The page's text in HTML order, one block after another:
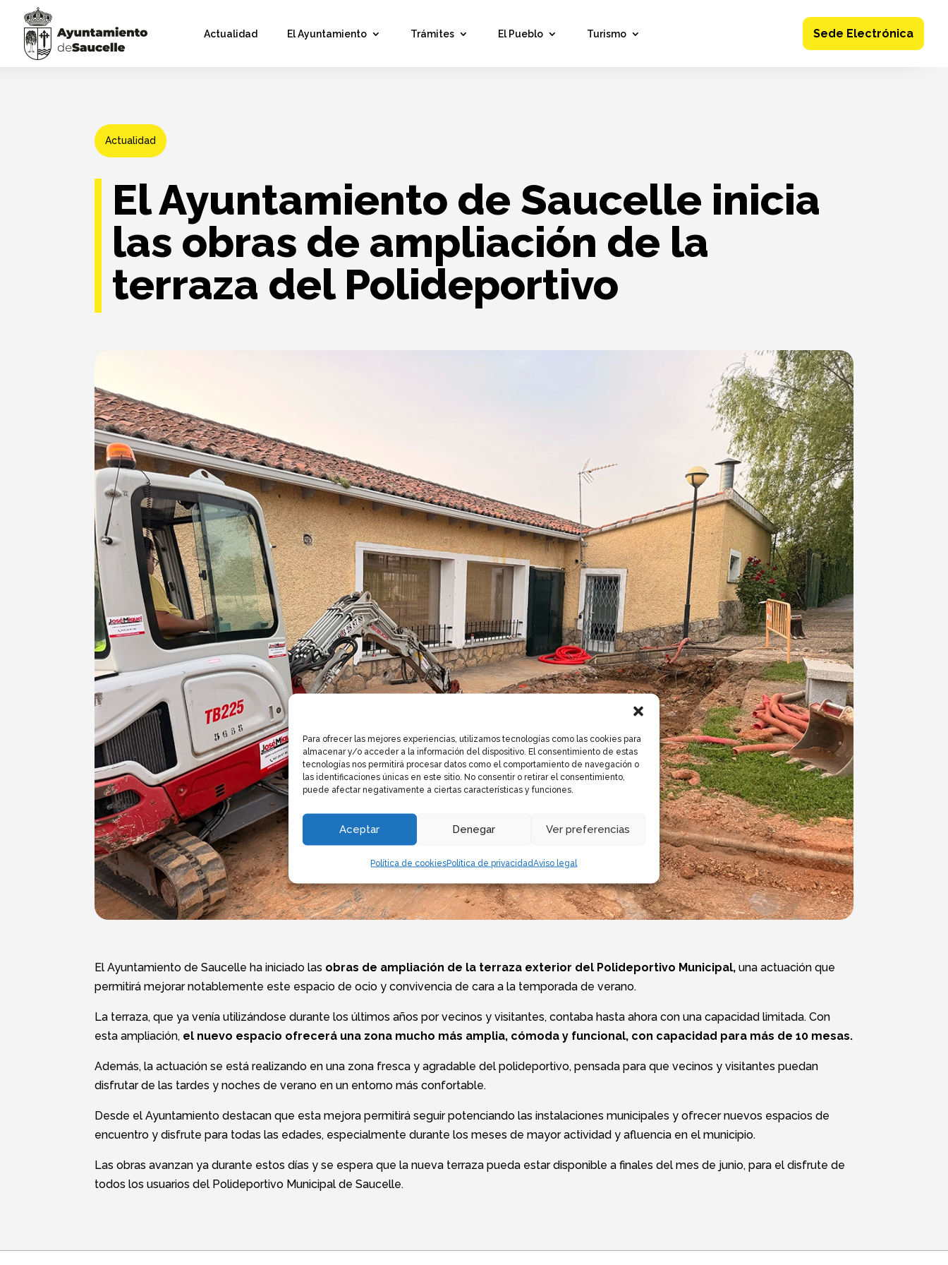
Para ofrecer las mejores experiencias, utilizamos tecnologías como las cookies para
almacenar y/o acceder a la información del dispositivo. El consentimiento de estas
tecnologías nos permitirá procesar datos como el comportamiento de navegación o
las identificaciones únicas en este sitio. No consentir o retirar el consentimiento,
puede afectar negativamente a ciertas características y funciones.
Aceptar Denegar Ver preferencias
Política de cookiesPolítica de privacidadAviso legal
Actualidad El Ayuntamiento Trámites El Pueblo Turismo Sede Electrónica
Actualidad
El Ayuntamiento de Saucelle inicia
las obras de ampliación de la
terraza del Polideportivo
El Ayuntamiento deSaucelle ha iniciado las obras de ampliación de la terraza exterior del Polideportivo Municipal, una actuación que
permitirá mejorar notablemente este espacio de ocio y convivencia de cara a la temporada de verano.
La terraza, que ya venía utilizándose durante los últimos años por vecinos y visitantes, contaba hasta ahora con una capacidad limitada. Con
esta ampliación, el nuevo espacio ofrecerá una zona mucho más amplia, cómoda y funcional, con capacidad para más de 10 mesas.
Además, la actuación se está realizando en una zona fresca y agradable del polideportivo, pensada para que vecinos y visitantes puedan
disfrutar de las tardes y noches de verano en un entorno más confortable.
Desde el Ayuntamiento destacan que esta mejora permitirá seguir potenciando las instalaciones municipales y ofrecer nuevos espacios de
encuentro y disfrute para todas las edades, especialmente durante los meses de mayor actividad y afluencia en el municipio.
Las obras avanzan ya durante estos días y se espera que la nueva terraza pueda estar disponible a finales del mes de junio, para el disfrute de
todos los usuarios del Polideportivo Municipal de Saucelle.